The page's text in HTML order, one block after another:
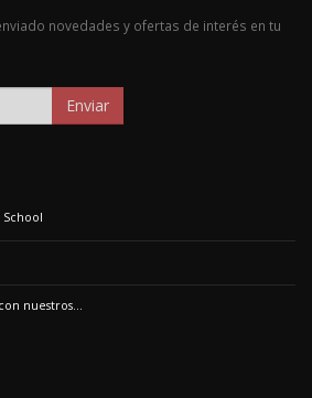
novedades y ofertas de interés en tu
Enviar
School
nuestros...